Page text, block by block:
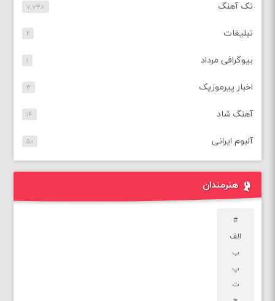
تک آهنگ ۷,۷۳۸
تبلیغات ۲
بیوگرافی مرداد ۱
اخبار پیرموزیک ۳
آهنگ شاد ۱۴
آلبوم ایرانی ۵۰
هنرمندان
#
الف
ب
پ
ت